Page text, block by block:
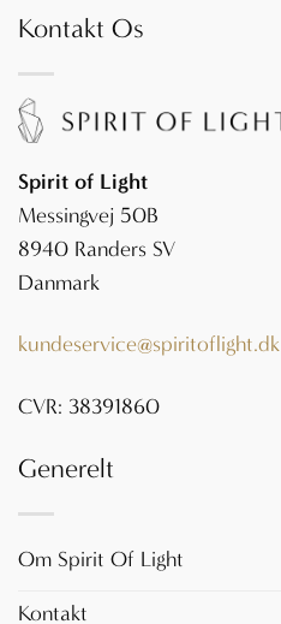
Kontakt Os
Spirit of Light
Messingvej 50B
8940 Randers SV
Danmark
kundeservice@spiritoflight.dk
CVR: 38391860
Generelt
Om Spirit Of Light
Kontakt